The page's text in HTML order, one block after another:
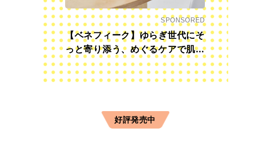
SPONSORED
【ベネフィーク】ゆらぎ世代にそ
っと寄り添う、めぐるケアで肌も
心も前向きに
好評発売中